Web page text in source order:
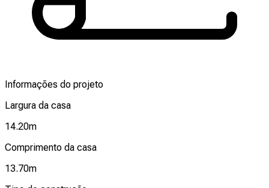
Informações do projeto
Largura da casa
14.20m
Comprimento da casa
13.70m